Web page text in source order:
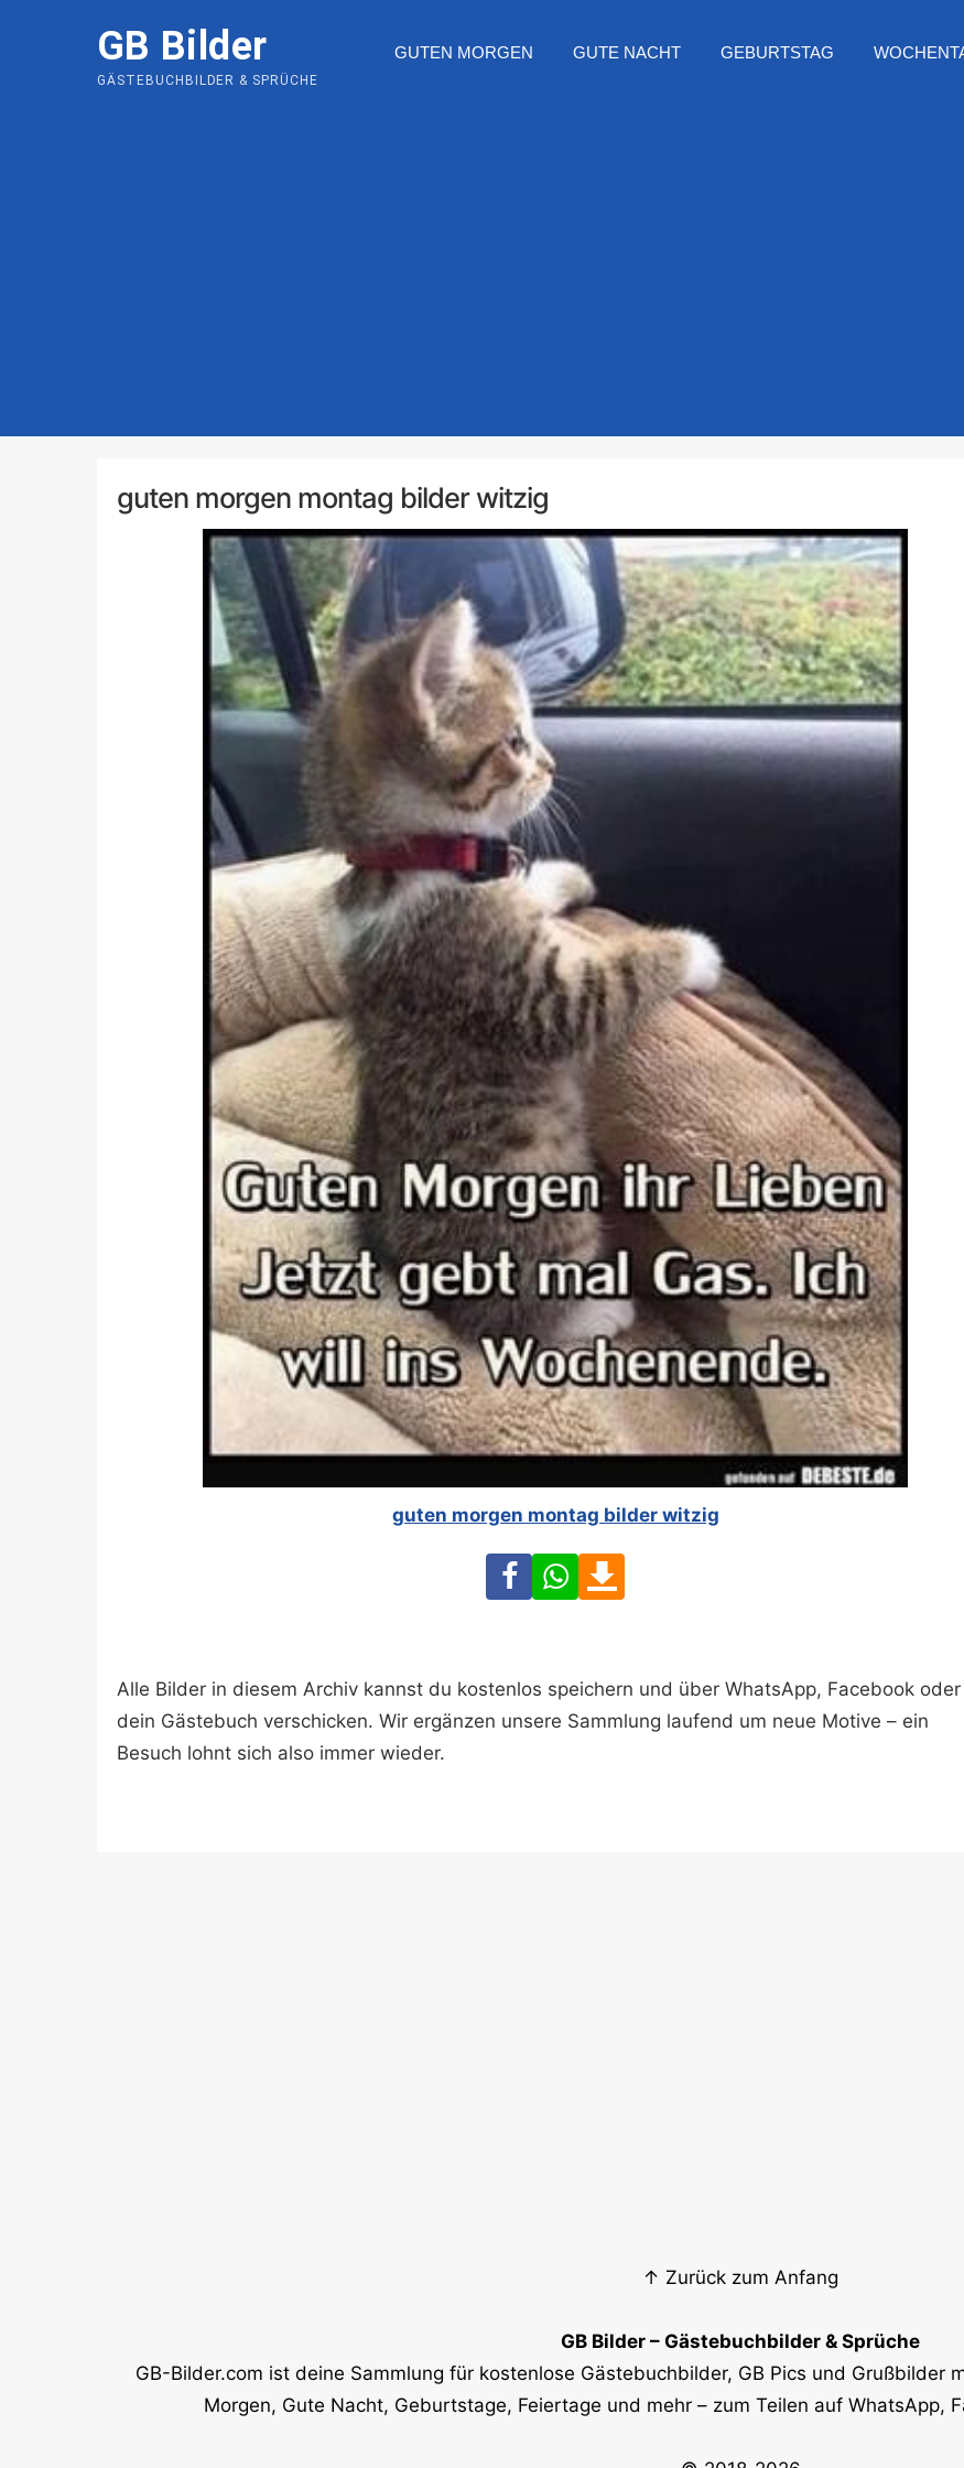
GB Bilder
GÄSTEBUCHBILDER & SPRÜCHE
GUTEN MORGEN GUTE NACHT GEBURTSTAG
guten morgen montag bilder witzig
guten morgen montag bilder witzig
FacebookWhatsApp
Alle Bilder in diesem Archiv kannst du kostenlos speichern und über WhatsApp, Facebook oder
dein Gästebuch verschicken. Wir ergänzen unsere Sammlung laufend um neue Motive – ein
Besuch lohnt sich also immer wieder.
↑ Zurück zum Anfang
GB Bilder – Gästebuchbilder & Sprüche
GB-Bilder.com ist deine Sammlung für kostenlose Gästebuchbilder, GB Pics und Grußbilder
Morgen, Gute Nacht, Geburtstage, Feiertage und mehr – zum Teilen auf WhatsApp,